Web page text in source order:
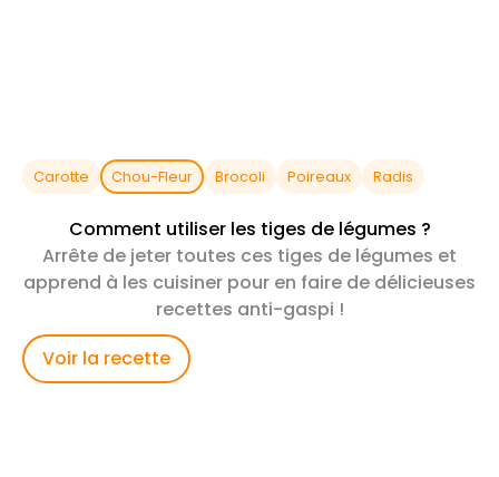
Carotte Chou-Fleur Brocoli Poireaux Radis
Comment utiliser les tiges de légumes ?
Arrête de jeter toutes ces tiges de légumes et
apprend à les cuisiner pour en faire de délicieuses
recettes anti-gaspi !
Voir la recette